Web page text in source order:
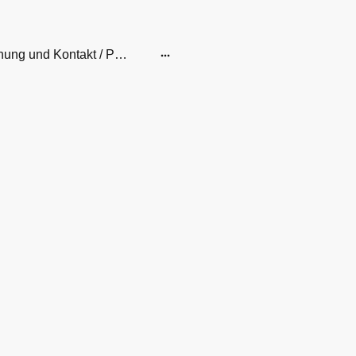
Buchung und Kontakt / Pension Legden